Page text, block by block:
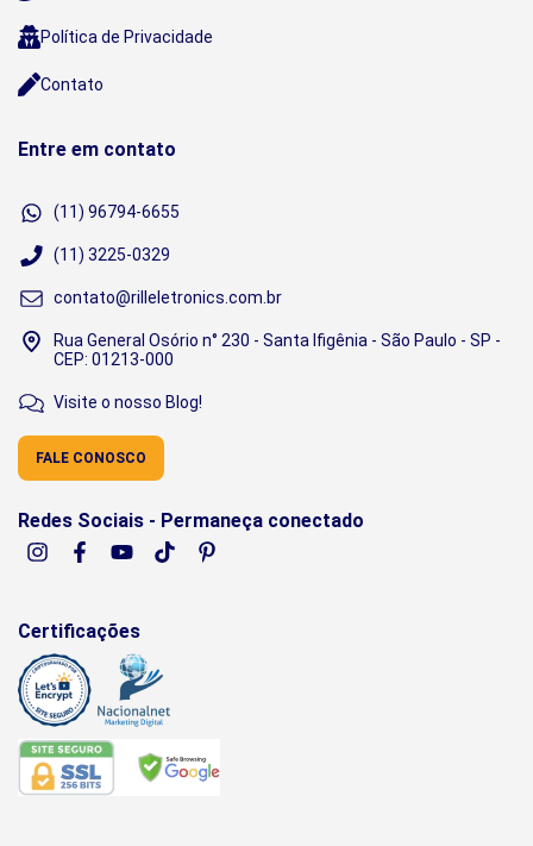
Política de Privacidade
Contato
Entre em contato
(11) 96794-6655
(11) 3225-0329
contato@rilleletronics.com.br
Rua General Osório n° 230 - Santa Ifigênia - São Paulo - SP -
CEP: 01213-000
Visite o nosso Blog!
FALE CONOSCO
Redes Sociais - Permaneça conectado
Certificações